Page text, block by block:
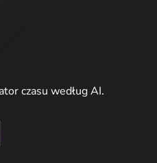
czasu według AI.